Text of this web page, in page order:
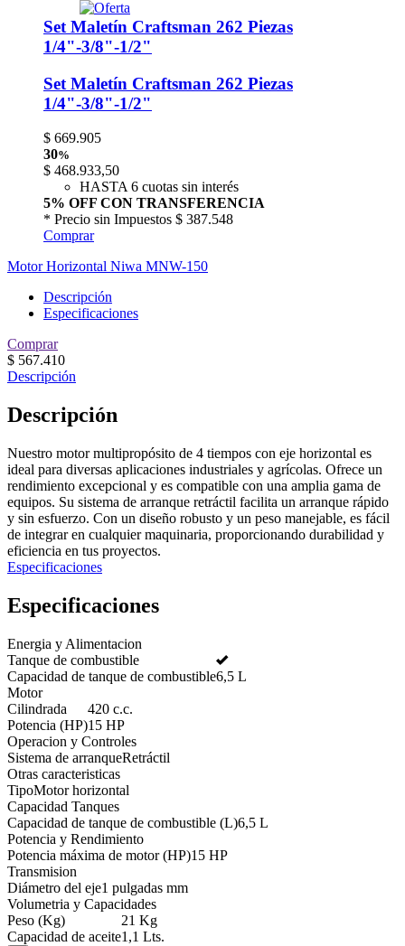
Set Maletín Craftsman 262 Piezas
1/4"-3/8"-1/2"
Set Maletín Craftsman 262 Piezas
1/4"-3/8"-1/2"
$ 669.905
30%
$ 468.933,50
HASTA 6 cuotas sin interés
5% OFF CON TRANSFERENCIA
* Precio sin Impuestos $ 387.548
Comprar
Motor Horizontal Niwa MNW-150
Descripción
Especificaciones
Comprar
$ 567.410
Descripción
Descripción
Nuestro motor multipropósito de 4 tiempos con eje horizontal es
ideal para diversas aplicaciones industriales y agrícolas. Ofrece un
rendimiento excepcional y es compatible con una amplia gama de
equipos. Su sistema de arranque retráctil facilita un arranque rápido
y sin esfuerzo. Con un diseño robusto y un peso manejable, es fácil
de integrar en cualquier maquinaria, proporcionando durabilidad y
eficiencia en tus proyectos.
Especificaciones
Especificaciones
Energia y Alimentacion
Tanque de combustible
Capacidad de tanque de combustible6,5 L
Motor
Cilindrada
420 c.c.
Potencia (HP)15 HP
Operacion y Controles
Sistema de arranqueRetráctil
Otras caracteristicas
TipoMotor horizontal
Capacidad Tanques
Capacidad de tanque de combustible (L)6,5 L
Potencia y Rendimiento
Potencia máxima de motor (HP)15 HP
Transmision
Diámetro del eje1 pulgadas mm
Volumetria y Capacidades
Peso (Kg)
21 Kg
Capacidad de aceite1,1 Lts.